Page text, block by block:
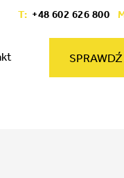
T: +48 602 626 800